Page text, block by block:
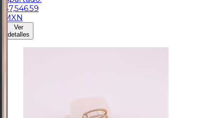
$7,546.59
MXN
Ver
detalles